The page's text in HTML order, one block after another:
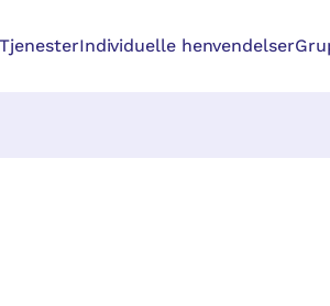
TjenesterIndividuelle henvendelser